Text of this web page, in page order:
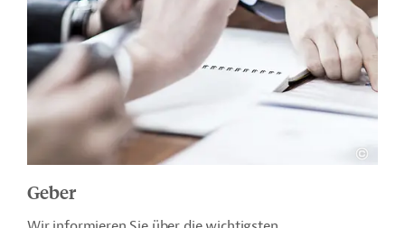
Geber